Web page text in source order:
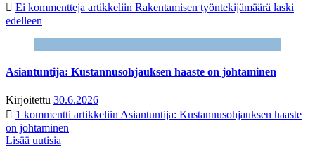
Ei kommentteja artikkeliin Rakentamisen työntekijämäärä laski
edelleen
Asiantuntija: Kustannusohjauksen haaste on johtaminen
Kirjoitettu 30.6.2026
1 kommentti artikkeliin Asiantuntija: Kustannusohjauksen haaste
on johtaminen
Lisää uutisia